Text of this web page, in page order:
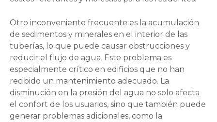
Otro inconveniente frecuente es la acumulación
de sedimentos y minerales en el interior de las
tuberías, lo que puede causar obstrucciones y
reducir el flujo de agua. Este problema es
especialmente crítico en edificios que no han
recibido un mantenimiento adecuado. La
disminución en la presión del agua no solo afecta
el confort de los usuarios, sino que también puede
generar problemas adicionales, como la